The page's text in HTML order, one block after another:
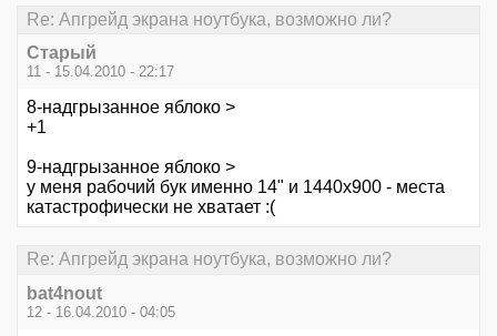
Re: Апгрейд экрана ноутбука, возможно ли?
Старый
11 - 15.04.2010 - 22:17
8-надгрызанное яблоко >
+1
9-надгрызанное яблоко >
у меня рабочий бук именно 14" и 1440х900 - места
катастрофически не хватает :(
Re: Апгрейд экрана ноутбука, возможно ли?
bat4nout
12 - 16.04.2010 - 04:05